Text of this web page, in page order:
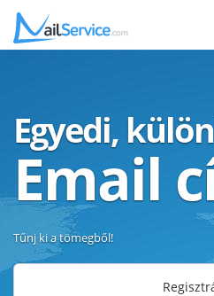
Egyedi,
Email
Tűnj ki a tömegből!